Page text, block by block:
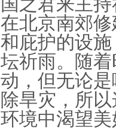
在北京南郊
和庇护的设
坛祈雨。随
动，但无论
除旱灾，所
环境中渴望